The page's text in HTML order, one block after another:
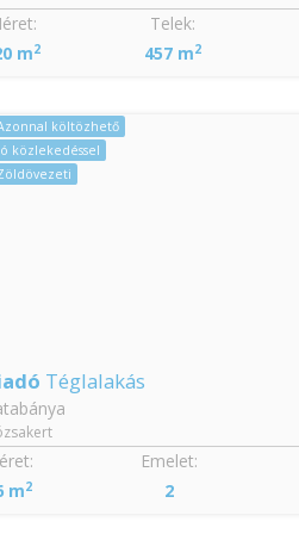
m2
Telek:
457 m2
költözhető
közlekedéssel
Téglalakás
m2
Emelet:
2